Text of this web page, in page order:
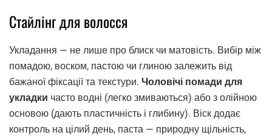
Стайлінг для волосся
Укладання — не лише про блиск чи матовість. Вибір між
помадою, воском, пастою чи глиною залежить від
бажаної фіксації та текстури. Чоловічі помади для
укладки часто водні (легко змиваються) або з олійною
основою (дають пластичність і глибину). Віск додає
контроль на цілий день, паста — природну щільність,